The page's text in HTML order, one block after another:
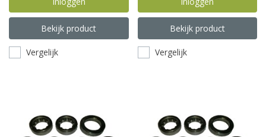
Bekijk product
Vergelijk
Bekijk product
Vergelijk